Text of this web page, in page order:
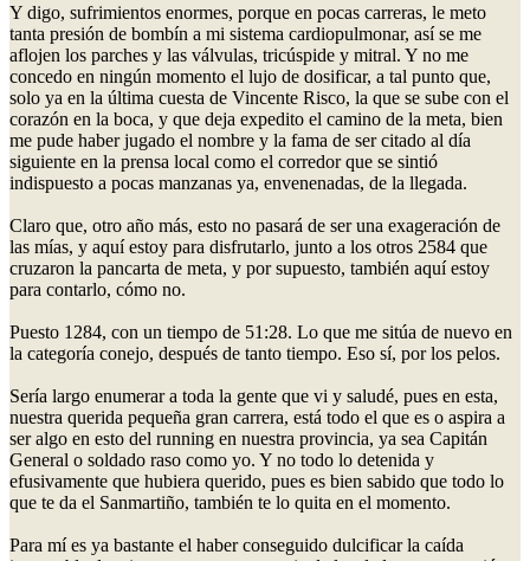
Y digo, sufrimientos enormes, porque en pocas carreras, le meto
tanta presión de bombín a mi sistema cardiopulmonar, así se me
aflojen los parches y las válvulas, tricúspide y mitral. Y no me
concedo en ningún momento el lujo de dosificar, a tal punto que,
solo ya en la última cuesta de Vincente Risco, la que se sube con el
corazón en la boca, y que deja expedito el camino de la meta, bien
me pude haber jugado el nombre y la fama de ser citado al día
siguiente en la prensa local como el corredor que se sintió
indispuesto a pocas manzanas ya, envenenadas, de la llegada.
Claro que, otro año más, esto no pasará de ser una exageración de
las mías, y aquí estoy para disfrutarlo, junto a los otros 2584 que
cruzaron la pancarta de meta, y por supuesto, también aquí estoy
para contarlo, cómo no.
Puesto 1284, con un tiempo de 51:28. Lo que me sitúa de nuevo en
la categoría conejo, después de tanto tiempo. Eso sí, por los pelos.
Sería largo enumerar a toda la gente que vi y saludé, pues en esta,
nuestra querida pequeña gran carrera, está todo el que es o aspira a
ser algo en esto del running en nuestra provincia, ya sea Capitán
General o soldado raso como yo. Y no todo lo detenida y
efusivamente que hubiera querido, pues es bien sabido que todo lo
que te da el Sanmartiño, también te lo quita en el momento.
Para mí es ya bastante el haber conseguido dulcificar la caída